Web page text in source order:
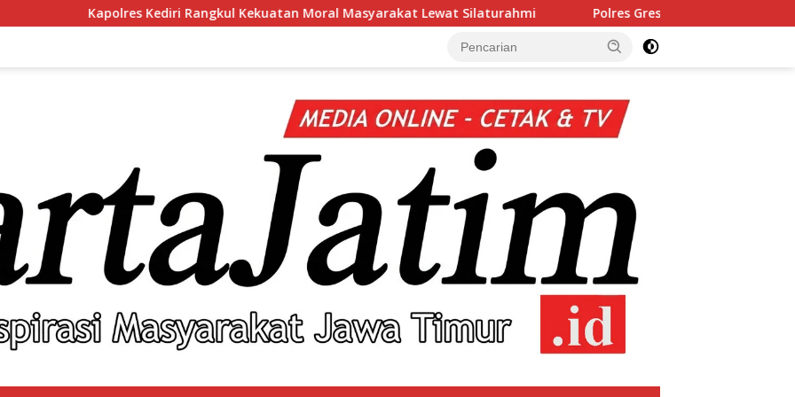
Kediri Rangkul Kekuatan Moral Masyarakat Lewat Silaturahmi Polres Gresik Amankan Dua Tersangka Edarkan Sabu